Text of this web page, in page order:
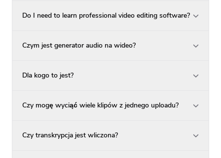
Do I need to learn professional video editing software?
Czym jest generator audio na wideo?
Dla kogo to jest?
Czy mogę wyciąć wiele klipów z jednego uploadu?
Czy transkrypcja jest wliczona?